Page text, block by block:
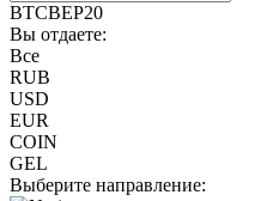
BTCBEP20
Вы отдаете:
Все
RUB
USD
EUR
COIN
GEL
Выберите направление: